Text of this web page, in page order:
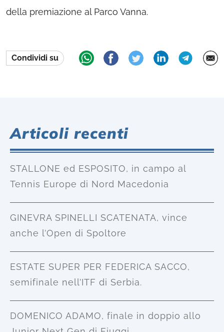
della premiazione al Parco Vanna.
Condividi su
Articoli recenti
STALLONE ed ESPOSITO, in campo al
Tennis Europe di Nord Macedonia
GINEVRA SPINELLI SCATENATA, vince
anche l’Open di Spoltore
ESTATE SUPER PER FEDERICA SACCO,
semifinale nell’ITF di Serbia.
DOMENICO ADAMO, finale in doppio allo